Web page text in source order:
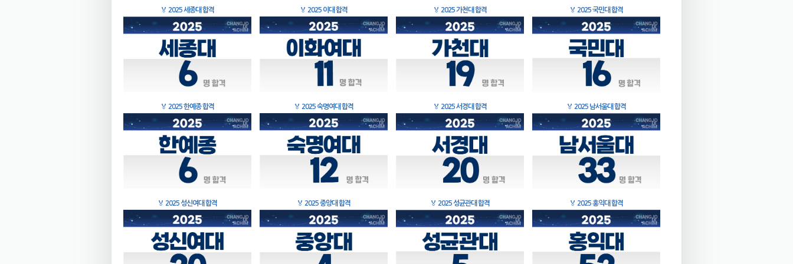
🏅 2025 세종대 합격 🏅 2025 이대 합격 🏅 2025 가천대 합격 🏅 2025 국민대 합격
🏅 2025 한예종 합격 🏅 2025 숙명여대 합격 🏅 2025 서경대 합격 🏅 2025 남서울대 합격
🏅 2025 성신여대 합격 🏅 2025 중앙대 합격 🏅 2025 성균관대 합격 🏅 2025 홍익대 합격